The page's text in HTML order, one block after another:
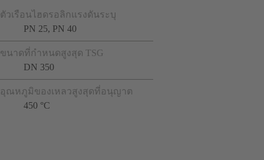
ตัวเรือนไฮดรอลิกแรงดันระบุ
PN 25, PN 40
ขนาดที่กำหนดสูงสุด TSG
DN 350
อุณหภูมิของเหลวสูงสุดที่อนุญาต
450 °C